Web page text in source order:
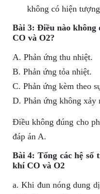
không có hiện
Bài 3: Điều nào không
CO và O2?
A. Phản ứng thu nhiệt.
B. Phản ứng tỏa nhiệt.
C. Phản ứng kèm theo
D. Phản ứng không
Điều không đúng cho
đáp án A.
Bài 4: Tổng các hệ
khí CO và O2
a. Khi đun nóng dung